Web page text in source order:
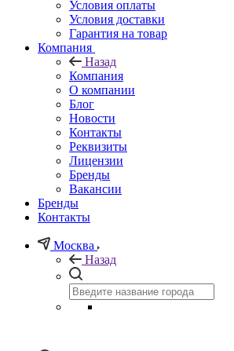
Условия оплаты
Условия доставки
Гарантия на товар
Компания
Назад
Компания
О компании
Блог
Новости
Контакты
Реквизиты
Лицензии
Бренды
Вакансии
Бренды
Контакты
Москва
Назад